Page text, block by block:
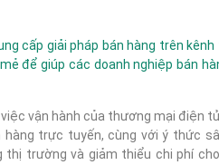
cấp giải pháp bán hàng trên
để giúp các doanh nghiệp bán
vận hành của thương mại điện
trực tuyến, cùng với ý thức
thị trường và giảm thiểu chi phí